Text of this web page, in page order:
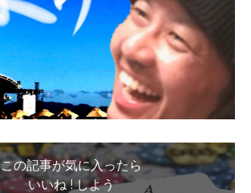
この記事が気に入ったら
いいね ! しよう